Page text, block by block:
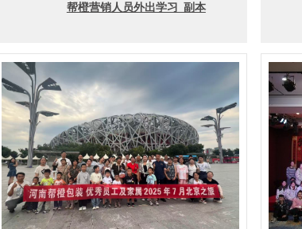
帮橙营销人员外出学习_副本